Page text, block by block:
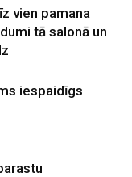
vien pamana
tā salonā un
iespaidīgs